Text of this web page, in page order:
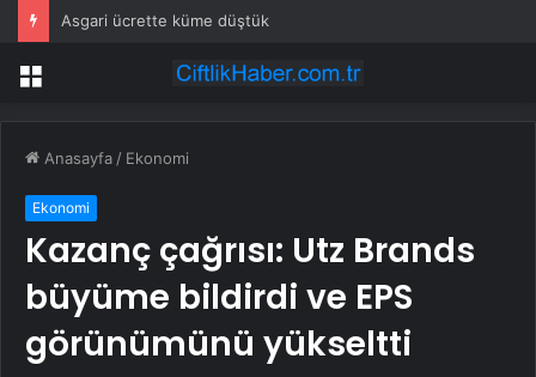
Asgari ücrette küme düştük
Menü
Anasayfa / Ekonomi
Ekonomi
Kazanç çağrısı: Utz Brands
büyüme bildirdi ve EPS
görünümünü yükseltti